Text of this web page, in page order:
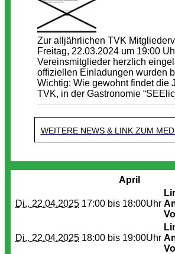
Zur alljährlichen TVK
Freitag, 22.03.2024 um 19:00
Vereinsmitglieder herzlich
offiziellen Einladungen wurden
Wichtig: Wie gewohnt findet die
TVK, in der Gastronomie
WEITERE NEWS & LINK ZUM
April
Di.. 22.04.2025 17:00 bis 18:00Uhr
Di.. 22.04.2025 18:00 bis 19:00Uhr